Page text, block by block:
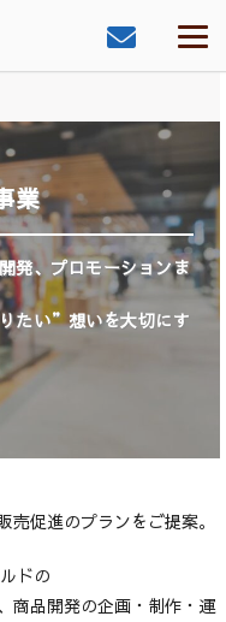
業
発、プロモーションま
たい”想いを大切にす
促進のプランをご提案。
ドの
商品開発の企画・制作・運